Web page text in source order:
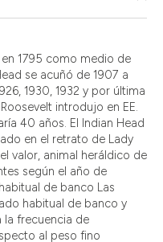
1795 como medio de
se acuñó de 1907 a
1930, 1932 y por última
introdujo en EE.
40 años. El Indian Head
en el retrato de Lady
valor, animal heráldico de
según el año de
de banco Las
habitual de banco y
la frecuencia de
al peso fino